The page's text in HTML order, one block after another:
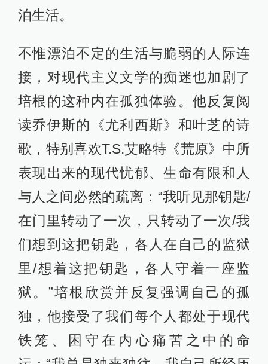
泊生活。
不惟漂泊不定的生活与脆弱的人际连
接，对现代主义文学的痴迷也加剧了
培根的这种内在孤独体验。他反复阅
读乔伊斯的《尤利西斯》和叶芝的诗
歌，特别喜欢T.S.艾略特《荒原》中所
表现出来的现代忧郁、生命有限和人
与人之间必然的疏离：“我听见那钥匙/
在门里转动了一次，只转动了一次/我
们想到这把钥匙，各人在自己的监狱
里/想着这把钥匙，各人守着一座监
狱。”培根欣赏并反复强调自己的孤
独，他接受了我们每个人都处于现代
铁笼、困守在内心痛苦之中的命